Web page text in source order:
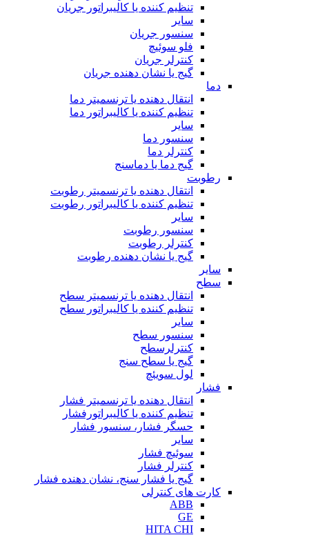
تنظیم کننده یا کالیبراتور جریان
سایر
سنسور جریان
فلو سوئیچ
کنترلر جریان
گیج یا نشان دهنده جریان
دما
انتقال دهنده یا ترنسمیتر دما
تنظیم کننده یا کالیبراتور دما
سایر
سنسور دما
کنترلر دما
گیج دما یا دماسنج
رطوبت
انتقال دهنده یا ترنسمیتر رطوبت
تنظیم کننده یا کالیبراتور رطوبت
سایر
سنسور رطوبت
کنترلر رطوبت
گیج یا نشان دهنده رطوبت
سایر
سطح
انتقال دهنده یا ترنسمیتر سطح
تنظیم کننده یا کالیبراتور سطح
سایر
سنسور سطح
کنترلرسطح
گیج یا سطح سنج
لول سویئچ
فشار
انتقال دهنده یا ترنسمیتر فشار
تنظیم کننده یا کالیبراتورفشار
حسگر فشار، سنسور فشار
سایر
سوئیچ فشار
کنترلر فشار
گیج یا فشار سنج، نشان دهنده فشار
کارت های کنترلی
ABB
GE
HITA CHI